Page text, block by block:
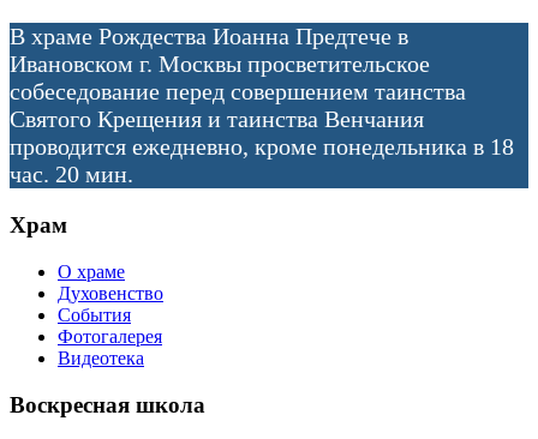
В храме Рождества Иоанна Предтече в
Ивановском г. Москвы просветительское
собеседование перед совершением таинства
Святого Крещения и таинства Венчания
проводится ежедневно, кроме понедельника в 18
час. 20 мин.
Храм
О храме
Духовенство
События
Фотогалерея
Видеотека
Воскресная школа